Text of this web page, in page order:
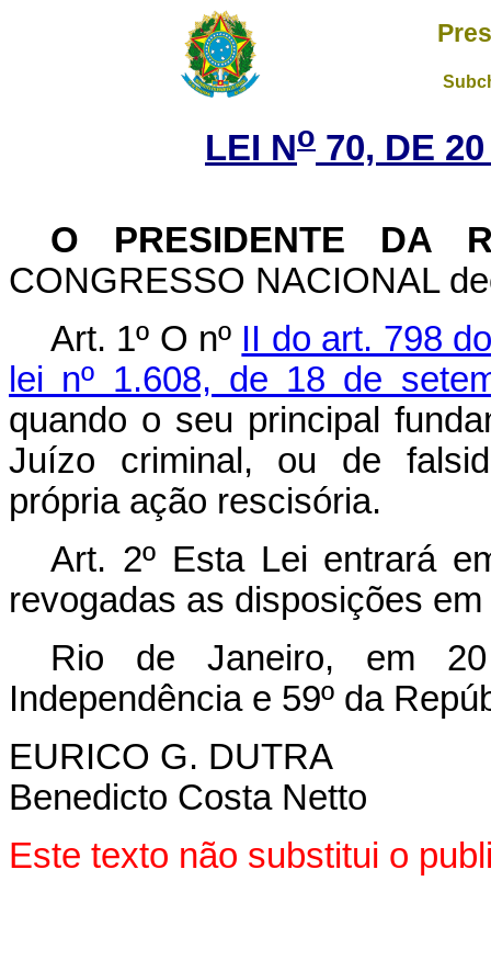
LEI No 70, DE
O PRESIDENTE DA
CONGRESSO NACIONAL
Art. 1º O nº II do art. 798
lei nº 1.608, de 18 de
quando o seu principal
Juízo criminal, ou de
própria ação rescisória.
Art. 2º Esta Lei entrará
revogadas as disposições
Rio de Janeiro, em
Independência e 59º da
EURICO G. DUTRA
Benedicto Costa Netto
Este texto não substitui o